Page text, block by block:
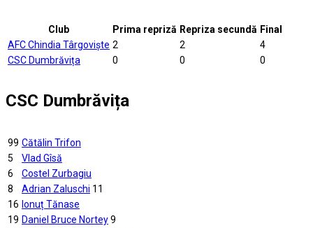
Club Prima repriză Repriza secundă Final
AFC Chindia Târgovişte 2 2
4
CSC Dumbrăvița
0 0 0
CSC Dumbrăvița
99 Cătălin Trifon
5
Vlad Gîsă
6
Costel Zurbagiu
8
Adrian Zaluschi 11
16 Ionuț Tănase
19 Daniel Bruce Nortey9